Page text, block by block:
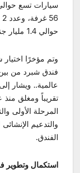
حوالي 1.4 مليار جنيه.
وتم مؤخرًا اختيار
فندق شبرد من
المرحلة الأولى
والتدعيم
الفندق.
استكمال وتطوير